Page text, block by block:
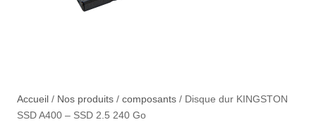
Accueil / Nos produits / composants / Disque dur KINGSTON
SSD A400 – SSD 2.5 240 Go